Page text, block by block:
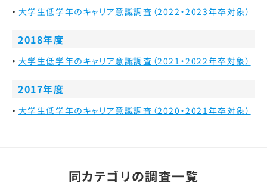
大学生低学年のキャリア意識調査（2022・2023年卒対象）
2018年度
大学生低学年のキャリア意識調査（2021・2022年卒対象）
2017年度
大学生低学年のキャリア意識調査（2020・2021年卒対象）
同カテゴリの調査一覧